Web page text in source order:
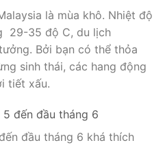
là mùa khô. Nhiệt độ
29-35 độ C, du lịch
Bởi bạn có thể thỏa
sinh thái, các hang động
tiết xấu.
đến đầu tháng 6
đầu tháng 6 khá thích